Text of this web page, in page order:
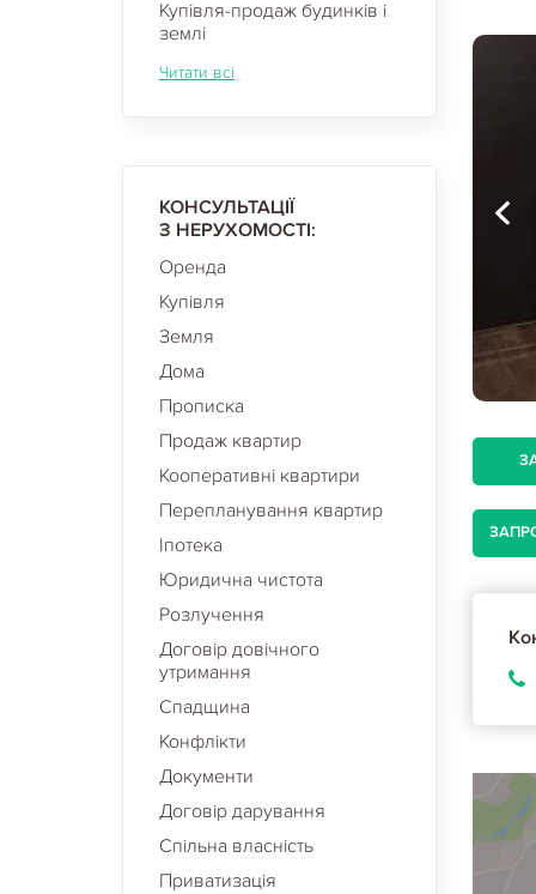
Купівля-продаж будинків і
землі
Читати всі
КОНСУЛЬТАЦІЇ
З НЕРУХОМОСТІ:
Оренда
Купівля
Земля
Дома
Прописка
Продаж квартир
Кооперативні квартири
Перепланування квартир
Іпотека
Юридична чистота
Розлучення
Договір довічного
утримання
Спадщина
Конфлікти
Документи
Договір дарування
Спільна власність
Приватизація